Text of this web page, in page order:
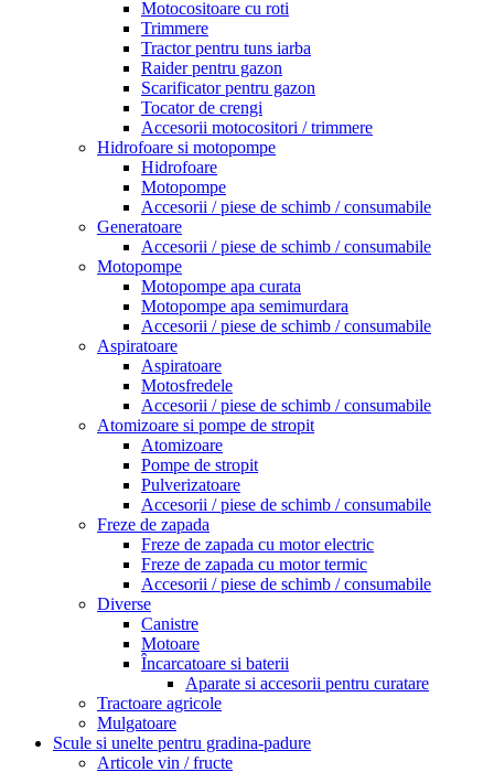
Motocositoare cu roti
Trimmere
Tractor pentru tuns iarba
Raider pentru gazon
Scarificator pentru gazon
Tocator de crengi
Accesorii motocositori / trimmere
Hidrofoare si motopompe
Hidrofoare
Motopompe
Accesorii / piese de schimb / consumabile
Generatoare
Accesorii / piese de schimb / consumabile
Motopompe
Motopompe apa curata
Motopompe apa semimurdara
Accesorii / piese de schimb / consumabile
Aspiratoare
Aspiratoare
Motosfredele
Accesorii / piese de schimb / consumabile
Atomizoare si pompe de stropit
Atomizoare
Pompe de stropit
Pulverizatoare
Accesorii / piese de schimb / consumabile
Freze de zapada
Freze de zapada cu motor electric
Freze de zapada cu motor termic
Accesorii / piese de schimb / consumabile
Diverse
Canistre
Motoare
Încarcatoare si baterii
Aparate si accesorii pentru curatare
Tractoare agricole
Mulgatoare
Scule si unelte pentru gradina-padure
Articole vin / fructe